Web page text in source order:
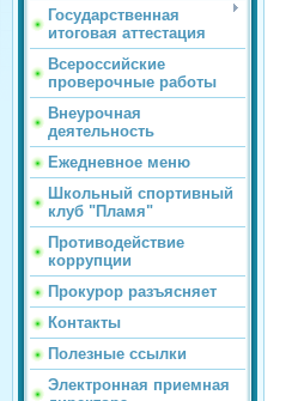
Государственная
итоговая аттестация
Всероссийские
проверочные работы
Внеурочная
деятельность
Ежедневное меню
Школьный спортивный
клуб "Пламя"
Противодействие
коррупции
Прокурор разъясняет
Контакты
Полезные ссылки
Электронная приемная